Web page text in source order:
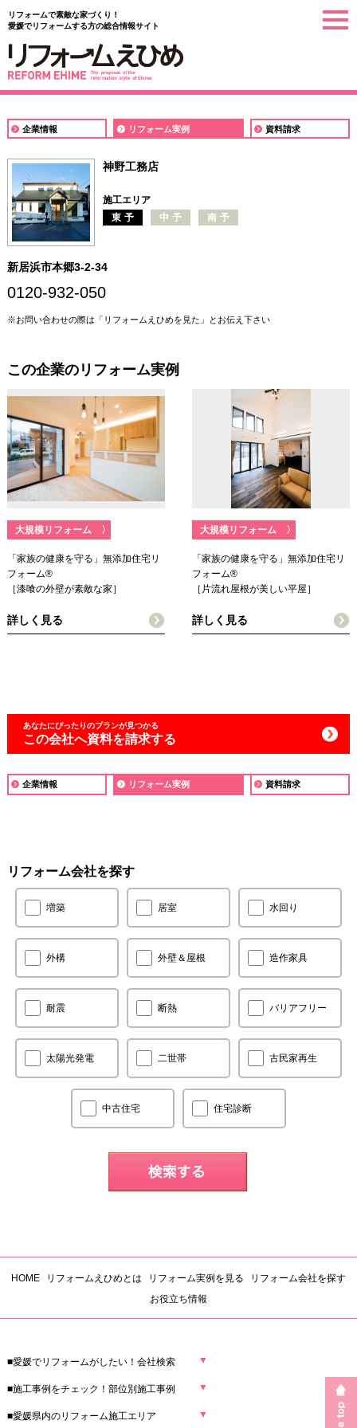
リフォームで素敵な家づくり！
愛媛でリフォームする方の総合情報サイト
企業情報 リフォーム実例 資料請求
神野工務店
施工エリア
東予
中予 南予
新居浜市本郷3-2-34
0120-932-050
※お問い合わせの際は「リフォームえひめを見た」とお伝え下さい
この企業のリフォーム実例
大規模リフォーム 〉
「家族の健康を守る」無添加住宅リ
フォーム®
［漆喰の外壁が素敵な家］
詳しく見る
大規模リフォーム 〉
「家族の健康を守る」無添加住宅リ
フォーム®
［片流れ屋根が美しい平屋］
詳しく見る
あなたにぴったりのプランが見つかる
この会社へ資料を請求する
企業情報 リフォーム実例 資料請求
リフォーム会社を探す
増築 居室 水回り
外構 外壁＆屋根 造作家具
耐震 断熱 バリアフリー
太陽光発電 二世帯 古民家再生
中古住宅 住宅診断
HOME リフォームえひめとは リフォーム実例を見る
リフォーム会社を探す
お役立ち情報
■愛媛でリフォームがしたい！会社検索 ▼
■施工事例をチェック！部位別施工事例 ▼
■愛媛県内のリフォーム施工エリア ▼